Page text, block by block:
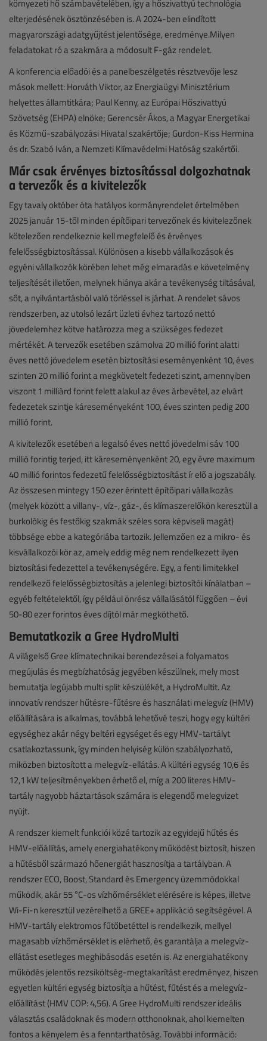
környezeti hő számbavételében, így a hőszivattyú technológia
elterjedésének ösztönzésében is. A 2024-ben elindított
magyarországi adatgyűjtést jelentősége, eredménye.Milyen
feladatokat ró a szakmára a módosult F-gáz rendelet.
A konferencia előadói és a panelbeszélgetés résztvevője lesz
mások mellett: Horváth Viktor, az Energiaügyi Minisztérium
helyettes államtitkára; Paul Kenny, az Európai Hőszivattyú
Szövetség (EHPA) elnöke; Gerencsér Ákos, a Magyar Energetikai
és Közmű-szabályozási Hivatal szakértője; Gurdon-Kiss Hermina
és dr. Szabó Iván, a Nemzeti Klímavédelmi Hatóság szakértői.
Már csak érvényes biztosítással dolgozhatnak
a tervezők és a kivitelezők
Egy tavaly október óta hatályos kormányrendelet értelmében
2025 január 15-től minden építőipari tervezőnek és kivitelezőnek
kötelezően rendelkeznie kell megfelelő és érvényes
felelősségbiztosítással. Különösen a kisebb vállalkozások és
egyéni vállalkozók körében lehet még elmaradás e követelmény
teljesítését illetően, melynek hiánya akár a tevékenység tiltásával,
sőt, a nyilvántartásból való törléssel is járhat. A rendelet sávos
rendszerben, az utolsó lezárt üzleti évhez tartozó nettó
jövedelemhez kötve határozza meg a szükséges fedezet
mértékét. A tervezők esetében számolva 20 millió forint alatti
éves nettó jövedelem esetén biztosítási eseményenként 10, éves
szinten 20 millió forint a megkövetelt fedezeti szint, amennyiben
viszont 1 milliárd forint felett alakul az éves árbevétel, az elvárt
fedezetek szintje káreseményeként 100, éves szinten pedig 200
millió forint.
A kivitelezők esetében a legalsó éves nettó jövedelmi sáv 100
millió forintig terjed, itt káreseményenként 20, egy évre maximum
40 millió forintos fedezetű felelősségbiztosítást ír elő a jogszabály.
Az összesen mintegy 150 ezer érintett építőipari vállalkozás
(melyek között a villany-, víz-, gáz-, és klímaszerelőkön keresztül a
burkolókig és festőkig szakmák széles sora képviseli magát)
többsége ebbe a kategóriába tartozik. Jellemzően ez a mikro- és
kisvállalkozói kör az, amely eddig még nem rendelkezett ilyen
biztosítási fedezettel a tevékenységére. Egy, a fenti limitekkel
rendelkező felelősségbiztosítás a jelenlegi biztosítói kínálatban –
egyéb feltételektől, így például önrész vállalásától függően – évi
50-80 ezer forintos éves díjtól már megköthető.
Bemutatkozik a Gree HydroMulti
A világelső Gree klímatechnikai berendezései a folyamatos
megújulás és megbízhatóság jegyében készülnek, mely most
bemutatja legújabb multi split készülékét, a HydroMultit. Az
innovatív rendszer hűtésre-fűtésre és használati melegvíz (HMV)
előállítására is alkalmas, továbbá lehetővé teszi, hogy egy kültéri
egységhez akár négy beltéri egységet és egy HMV-tartályt
csatlakoztassunk, így minden helyiség külön szabályozható,
miközben biztosított a melegvíz-ellátás. A kültéri egység 10,6 és
12,1 kW teljesítményekben érhető el, míg a 200 literes HMV-
tartály nagyobb háztartások számára is elegendő melegvizet
nyújt.
A rendszer kiemelt funkciói közé tartozik az egyidejű hűtés és
HMV-előállítás, amely energiahatékony működést biztosít, hiszen
a hűtésből származó hőenergiát hasznosítja a tartályban. A
rendszer ECO, Boost, Standard és Emergency üzemmódokkal
működik, akár 55 °C-os vízhőmérséklet elérésére is képes, illetve
Wi-Fi-n keresztül vezérelhető a GREE+ applikáció segítségével. A
HMV-tartály elektromos fűtőbetéttel is rendelkezik, mellyel
magasabb vízhőmérséklet is elérhető, és garantálja a melegvíz-
ellátást esetleges meghibásodás esetén is. Az energiahatékony
működés jelentős rezsiköltség-megtakarítást eredményez, hiszen
egyetlen kültéri egység biztosítja a hűtést, fűtést és a melegvíz-
előállítást (HMV COP: 4,56). A Gree HydroMulti rendszer ideális
választás családoknak és modern otthonoknak, ahol kiemelten
fontos a kényelem és a fenntarthatóság. További információ: